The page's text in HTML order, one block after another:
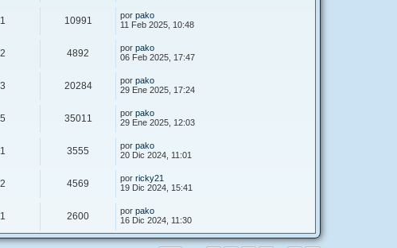
1 10991 por pako
11 Feb 2025, 10:48
2 4892 por pako
06 Feb 2025, 17:47
3 20284 por pako
29 Ene 2025, 17:24
5 35011 por pako
29 Ene 2025, 12:03
1 3555 por pako
20 Dic 2024, 11:01
2 4569 por ricky21
19 Dic 2024, 15:41
1 2600 por pako
16 Dic 2024, 11:30